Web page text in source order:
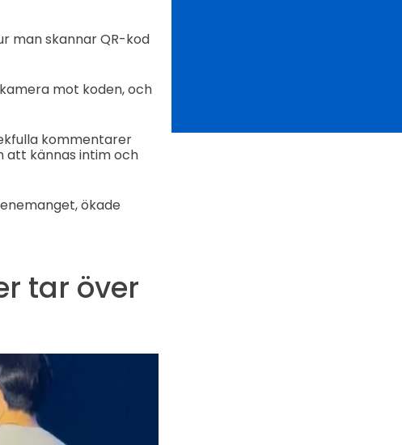
man skannar QR-kod
mot koden, och
kommentarer
att kännas intim och
ökade
tar över